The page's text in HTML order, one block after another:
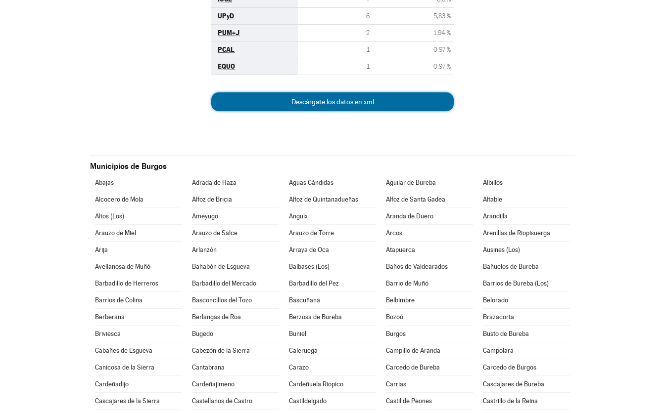
UPyD 6 5,83 %
PUM+J 2 1,94 %
PCAL 1 0,97 %
EQUO 1 0,97 %
Descárgate los datos en xml
Municipios de Burgos
Abajas Adrada de Haza Aguas Cándidas Aguilar de Bureba Albillos
Alcocero de Mola Alfoz de Bricia Alfoz de Quintanadueñas Alfoz de Santa Gadea Altable
Altos (Los) Ameyugo Anguix Aranda de Duero Arandilla
Arauzo de Miel Arauzo de Salce Arauzo de Torre Arcos Arenillas de Riopisuerga
Arija Arlanzón Arraya de Oca Atapuerca Ausines (Los)
Avellanosa de Muñó Bahabón de Esgueva Balbases (Los) Baños de Valdearados Bañuelos de Bureba
Barbadillo de Herreros Barbadillo del Mercado Barbadillo del Pez Barrio de Muñó Barrios de Bureba (Los)
Barrios de Colina Basconcillos del Tozo Bascuñana Belbimbre Belorado
Berberana Berlangas de Roa Berzosa de Bureba Bozoó Brazacorta
Briviesca Bugedo Buniel Burgos Busto de Bureba
Cabañes de Esgueva Cabezón de la Sierra Caleruega Campillo de Aranda Campolara
Canicosa de la Sierra Cantabrana Carazo Carcedo de Bureba Carcedo de Burgos
Cardeñadijo Cardeñajimeno Cardeñuela Riopico Carrias Cascajares de Bureba
Cascajares de la Sierra Castellanos de Castro Castildelgado Castil de Peones Castrillo de la Reina